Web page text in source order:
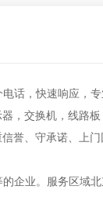
话，快速响应，
，交换机，线路
誉、守承诺、上
企业。服务区域